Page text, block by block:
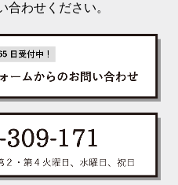
合わせください。